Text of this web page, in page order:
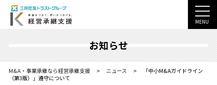
MENU
お知らせ
M&A・事業承継なら経営承継支援 > ニュース >
「中小M&Aガイドライン
（第3版）」遵守について